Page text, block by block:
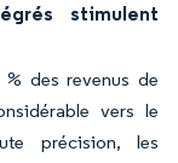
stimulent
des revenus de
vers le
précision, les